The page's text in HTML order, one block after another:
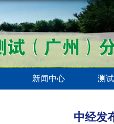
新闻中心 测
中经发